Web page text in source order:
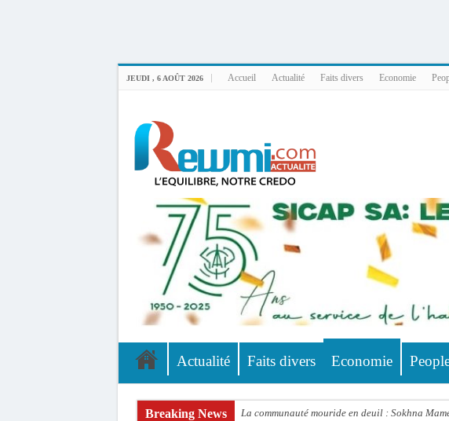
JEUDI , 6 AOÛT 2026 Accueil Actualité Faits divers Economie
Actualité Faits divers Economie
Breaking News La communauté mouride en deuil : Sokhna